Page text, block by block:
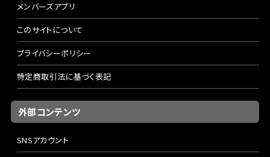
メンバーズアプリ
このサイトについて
プライバシーポリシー
特定商取引法に基づく表記
外部コンテンツ
SNSアカウント